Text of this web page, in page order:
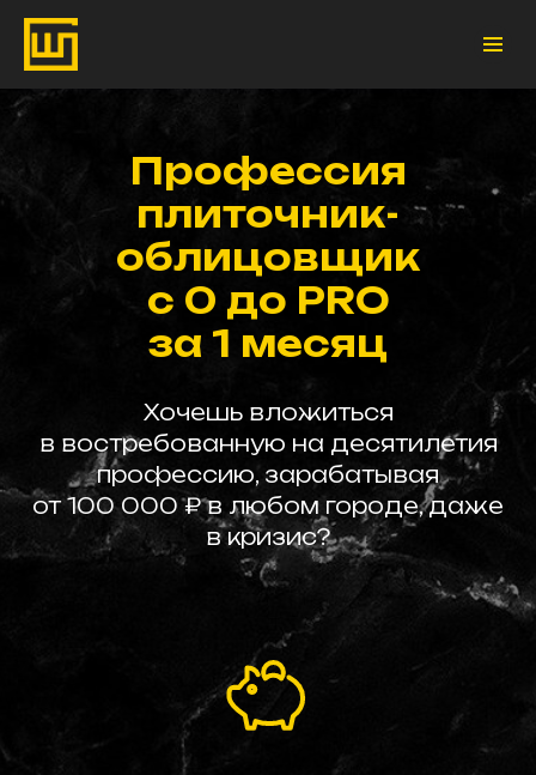
Профессия
плиточник-
облицовщик
с 0 до PRO
за 1 месяц
Хочешь вложиться
в востребованную на десятилетия
профессию, зарабатывая
от 100 000 ₽ в любом городе, даже
в кризис?